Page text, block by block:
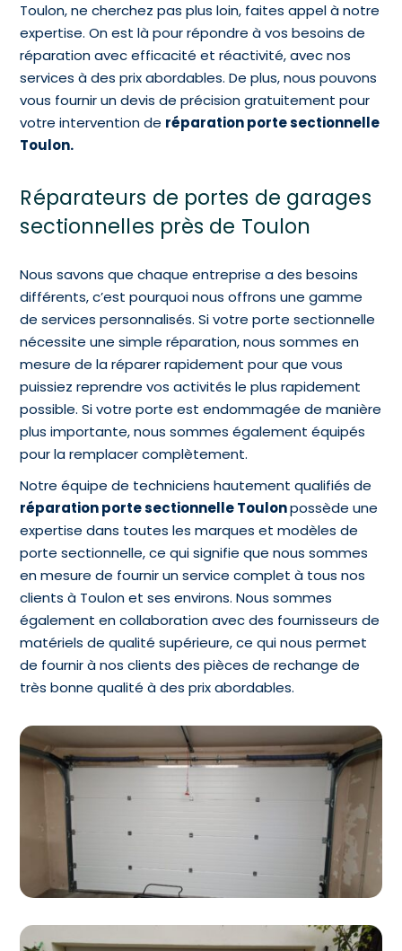
Toulon, ne cherchez pas plus loin, faites appel à notre
expertise. On est là pour répondre à vos besoins de
réparation avec efficacité et réactivité, avec nos
services à des prix abordables. De plus, nous pouvons
vous fournir un devis de précision gratuitement pour
votre intervention de réparation porte sectionnelle
Toulon.
Réparateurs de portes de garages
sectionnelles près de Toulon
Nous savons que chaque entreprise a des besoins
différents, c’est pourquoi nous offrons une gamme
de services personnalisés. Si votre porte sectionnelle
nécessite une simple réparation, nous sommes en
mesure de la réparer rapidement pour que vous
puissiez reprendre vos activités le plus rapidement
possible. Si votre porte est endommagée de manière
plus importante, nous sommes également équipés
pour la remplacer complètement.
Notre équipe de techniciens hautement qualifiés de
réparation porte sectionnelle Toulonpossède une
expertise dans toutes les marques et modèles de
porte sectionnelle, ce qui signifie que nous sommes
en mesure de fournir un service complet à tous nos
clients à Toulon et ses environs. Nous sommes
également en collaboration avec des fournisseurs de
matériels de qualité supérieure, ce qui nous permet
de fournir à nos clients des pièces de rechange de
très bonne qualité à des prix abordables.